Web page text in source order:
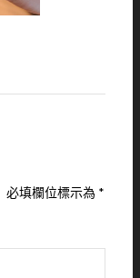
必填欄位標示為 *